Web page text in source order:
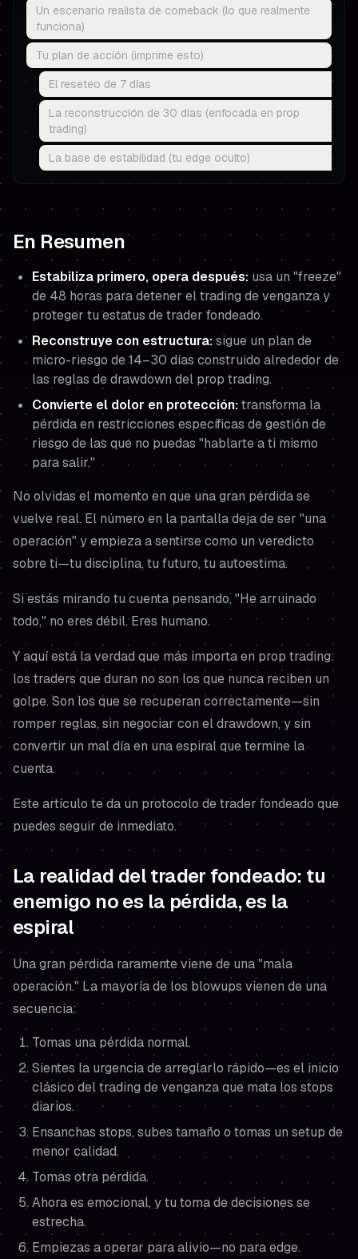
Un escenario realista de comeback (lo que realmente
funciona)
Tu plan de acción (imprime esto)
El reseteo de 7 días
La reconstrucción de 30 días (enfocada en prop
trading)
La base de estabilidad (tu edge oculto)
En Resumen
Estabiliza primero, opera después: usa un "freeze"
de 48 horas para detener el trading de venganza y
proteger tu estatus de trader fondeado.
Reconstruye con estructura:sigue un plan de
micro-riesgo de 14–30 días construido alrededor de
las reglas de drawdown del prop trading.
Convierte el dolor en protección:transforma la
pérdida en restricciones específicas de gestión de
riesgo de las que no puedas "hablarte a ti mismo
para salir."
No olvidas el momento en que una gran pérdida se
vuelve real. El número en la pantalla deja de ser "una
operación" y empieza a sentirse como un veredicto
sobre ti—tu disciplina, tu futuro, tu autoestima.
Si estás mirando tu cuenta pensando,"He arruinado
todo," no eres débil. Eres humano.
Y aquí está la verdad que más importa en prop trading:
los traders que duran no son los que nunca reciben un
golpe. Son los que se recuperan correctamente—sin
romper reglas, sin negociar con el drawdown, y sin
convertir un mal día en una espiral que termine la
cuenta.
Este artículo te da un protocolo de trader fondeado que
puedes seguir de inmediato.
La realidad del trader fondeado: tu
enemigo no es la pérdida, es la
espiral
Una gran pérdida raramente viene de una "mala
operación." La mayoría de los blowups vienen de una
secuencia:
Tomas una pérdida normal.
Sientes la urgencia de arreglarlo rápido—es el inicio
clásico del trading de venganza que mata los stops
diarios.
Ensanchas stops, subes tamaño o tomas un setup de
menor calidad.
Tomas otra pérdida.
Ahora es emocional, y tu toma de decisiones se
estrecha.
Empiezas a operar para alivio—no para edge.